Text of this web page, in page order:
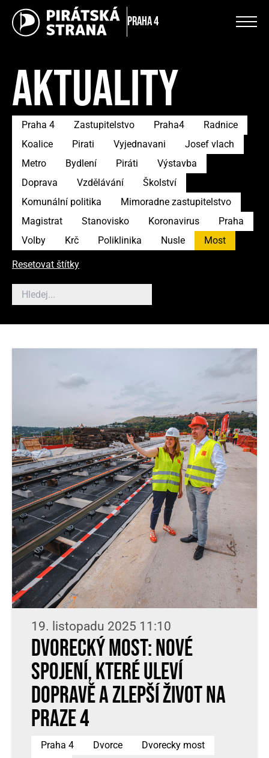
Praha 4
AKTUALITY
Praha 4 Zastupitelstvo Praha4
Radnice
Koalice
Pirati Vyjednavani
Josef vlach
Metro
Bydlení Piráti
Výstavba
Doprava
Vzdělávání
Školství
Komunální politika
Mimoradne zastupitelstvo
Magistrat
Stanovisko Koronavirus
Praha
Volby
Krč Poliklinika Nusle Most
Resetovat štítky
19. listopadu 2025 11:10
Dvorecký most: nové
spojení, které uleví
dopravě a zlepší život na
Praze 4
Praha 4 Dvorce
Dvorecky most